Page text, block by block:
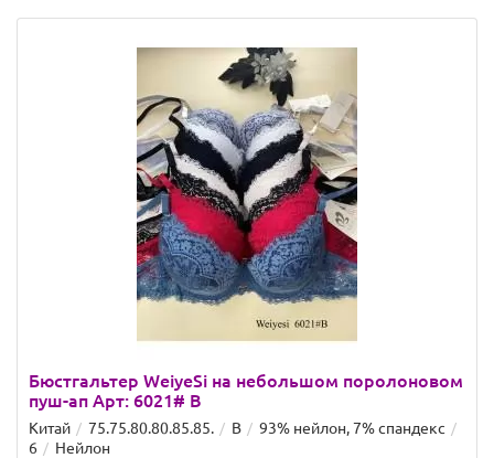
Бюстгальтер WeiyeSi на небольшом поролоновом
пуш-ап Арт: 6021# B
Китай 75.75.80.80.85.85. B
93% нейлон, 7% спандекс
6
Нейлон